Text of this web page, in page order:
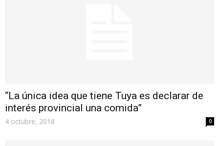
“La única idea que tiene Tuya es declarar de
interés provincial una comida”
4 octubre, 2018 0